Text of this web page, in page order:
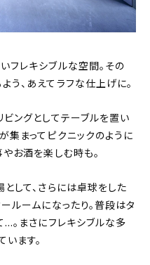
フレキシブルな空間。その
、あえてラフな仕上げに。
ングとしてテーブルを置い
集まってピクニックのように
お酒を楽しむ時も。
して、さらには卓球をした
ルームになったり。普段はタ
。まさにフレキシブルな多
ます。